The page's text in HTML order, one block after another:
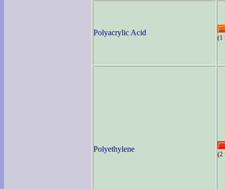
Polyacrylic Acid
(1
Polyethylene
(2